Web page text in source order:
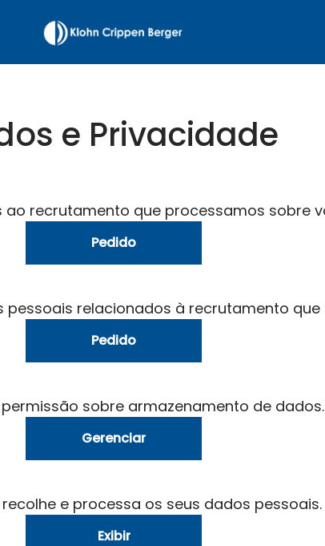
e Privacidade
recrutamento que processamos sobre
Pedido
relacionados à recrutamento
Pedido
sobre armazenamento de dados.
Gerenciar
e processa os seus dados pessoais.
Exibir